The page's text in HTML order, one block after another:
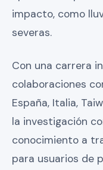
impacto, como
severas.
Con una carrera
colaboraciones
España, Italia,
la investigación
conocimiento a
para usuarios de